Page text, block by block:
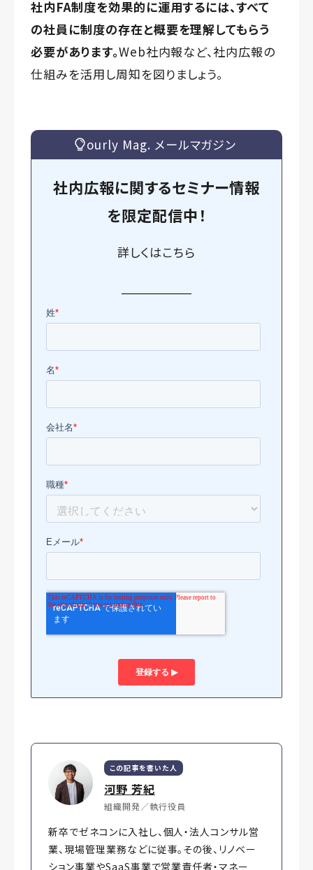
社内FA制度を効果的に運用するには、すべて
の社員に制度の存在と概要を理解してもらう
必要があります。Web社内報など、社内広報の
仕組みを活用し周知を図りましょう。
ourly Mag. メールマガジン
社内広報に関するセミナー情報
を限定配信中！
詳しくはこちら
この記事を書いた人
河野 芳紀
組織開発／執行役員
新卒でゼネコンに入社し、個人・法人コンサル営
業、現場管理業務などに従事。その後、リノベー
ション事業やSaaS事業で営業責任者・マネー